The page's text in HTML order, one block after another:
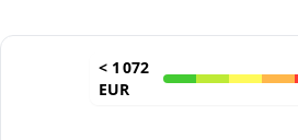
< 1 072
EUR